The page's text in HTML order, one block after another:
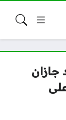
جازان